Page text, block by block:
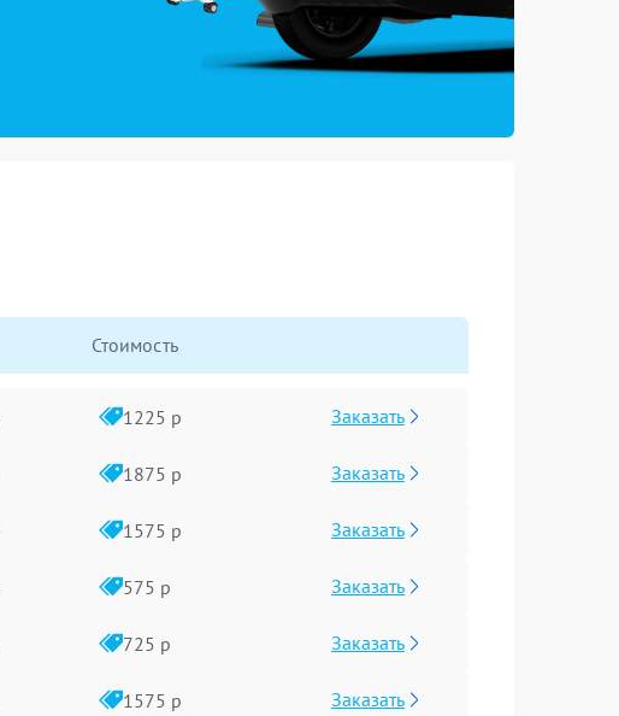
Стоимость
1225 р Заказать
1875 р Заказать
1575 р Заказать
575 р Заказать
725 р Заказать
1575 р Заказать